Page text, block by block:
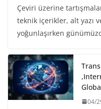
Çeviri üzerine
teknik içerikler, alt yazı
yoğunlaşırken
04/